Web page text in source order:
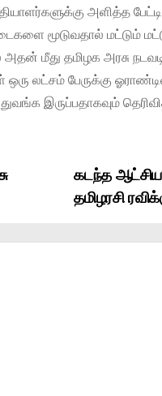
அளித்த
மூடுவதால் மட்டும்
மீது தமிழக அரசு
லட்சம் பேருக்கு
இருப்பதாகவும்
கடந்த
தமிழரசி